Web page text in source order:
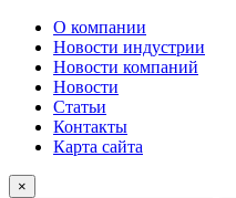
О компании
Новости индустрии
Новости компаний
Новости
Статьи
Контакты
Карта сайта
×